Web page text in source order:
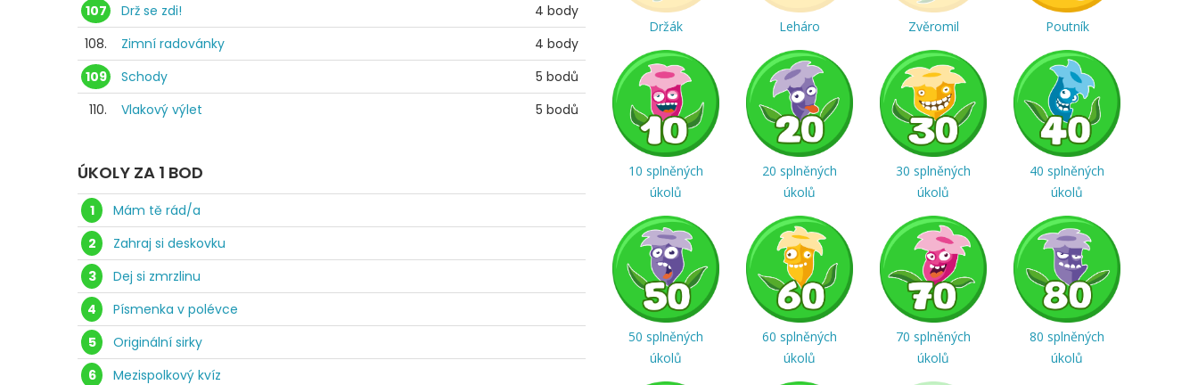
107
Drž se zdi!
4 body
108.
Zimní radovánky
4 body
109
Schody
5 bodů
110.
Vlakový výlet 5 bodů
ÚKOLY ZA 1 BOD
1
Mám tě rád/a
2
Zahraj si deskovku
3
Dej si zmrzlinu
4
Písmenka v polévce
5
Originální sirky
6
Mezispolkový kvíz
Držák Leháro Zvěromil Poutník
10 splněných
úkolů
20 splněných
úkolů
30 splněných
úkolů
40 splněných
úkolů
50 splněných
úkolů
60 splněných
úkolů
70 splněných
úkolů
80 splněných
úkolů